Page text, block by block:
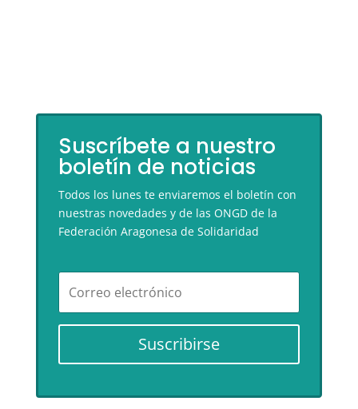
Suscríbete a nuestro
boletín de noticias
Todos los lunes te enviaremos el boletín con
nuestras novedades y de las ONGD de la
Federación Aragonesa de Solidaridad
Suscribirse